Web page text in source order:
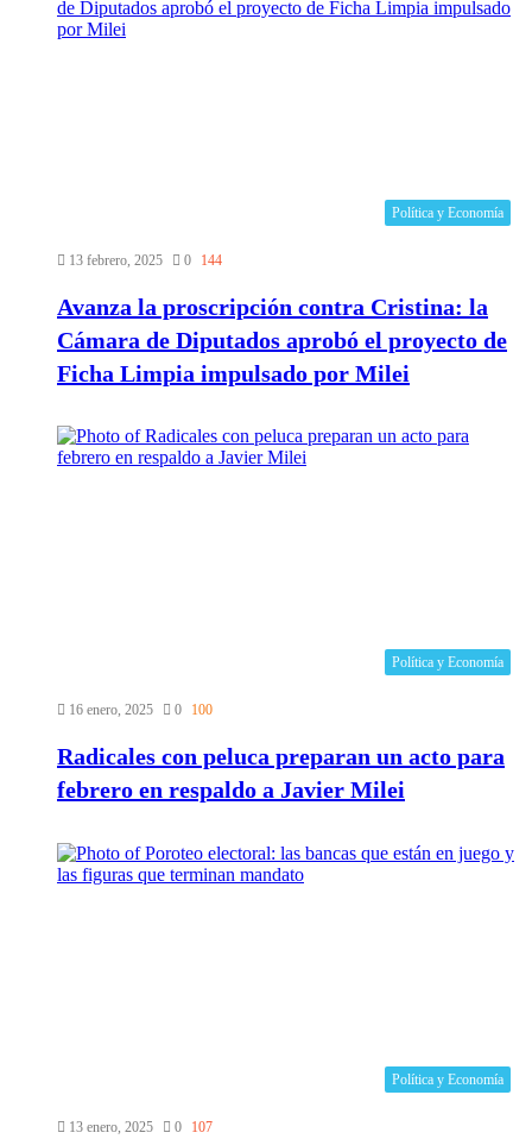
Política y Economía
13 febrero, 2025 0 144
Avanza la proscripción contra Cristina: la
Cámara de Diputados aprobó el proyecto de
Ficha Limpia impulsado por Milei
Política y Economía
16 enero, 2025 0 100
Radicales con peluca preparan un acto para
febrero en respaldo a Javier Milei
Política y Economía
13 enero, 2025 0 107